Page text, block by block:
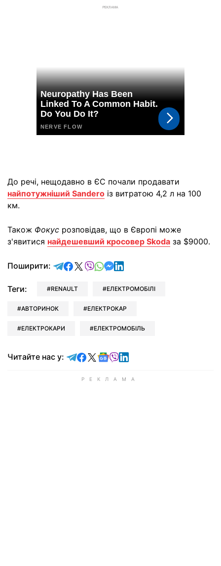
РЕКЛАМА
До речі, нещодавно в ЄС почали продавати
найпотужніший Sandero із витратою 4,2 л на 100
км.
Також Фокус розповідав, що в Європі може
з'явитися найдешевший кросовер Skoda за $9000.
Поширити: відправити у Telegram
поділитись у Facebook
поділитись у X
відправити у Viber
відправити у Whatsapp
відправити у Messenger
відправити у LinkedIn
Теги: RENAULT ЕЛЕКТРОМОБІЛІ
АВТОРИНОК ЕЛЕКТРОКАР
ЕЛЕКТРОКАРИ ЕЛЕКТРОМОБІЛЬ
Читайте нас у: Читайте у Telegram
Читайте у Facebook
Читайте у X
Читайте у Google news
Читайте у Viber
Читайте у LinkedIn